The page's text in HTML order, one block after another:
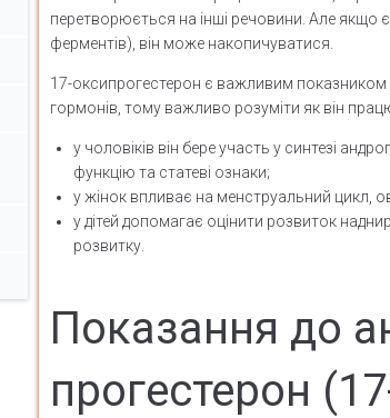
перетворюється на інші речовини. Але якщо
ферментів), він може накопичуватися.
17-оксипрогестерон є важливим показником
гормонів, тому важливо розуміти як він
у чоловіків він бере участь у синтезі
функцію та статеві ознаки;
у жінок впливає на менструальний цикл,
у дітей допомагає оцінити розвиток
розвитку.
Показання до
прогестерон